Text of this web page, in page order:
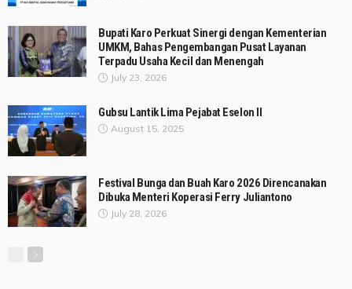
Bupati Karo Perkuat Sinergi dengan Kementerian
UMKM, Bahas Pengembangan Pusat Layanan
Terpadu Usaha Kecil dan Menengah
July 23, 2026
Gubsu Lantik Lima Pejabat Eselon II
August 15, 2025
Festival Bunga dan Buah Karo 2026 Direncanakan
Dibuka Menteri Koperasi Ferry Juliantono
July 28, 2026